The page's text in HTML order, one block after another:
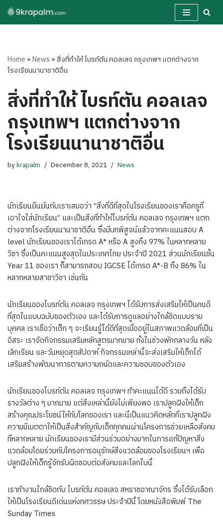
Skip
Home »News »สิ่งที่ทำให้ ไบรท์ตัน คอลเลจ กรุงเทพฯ แตกต่างจาก
โรงเรียนนานาชาติอื่น
สิ่งที่ทำให้ ไบรท์ตัน คอลเลจ
กรุงเทพฯ แตกต่างจาก
โรงเรียนนานาชาติอื่น
bykrapalm December 8, 2021 News
นักเรียนยืนยันกับเราเสมอว่า “สิ่งที่ดีที่สุดในโรงเรียนของเราคือครูที่
เอาใจใส่นักเรียน” และเป็นสิ่งที่ทำให้ไบรท์ตัน คอลเลจ กรุงเทพฯ แตก
ต่างจากโรงเรียนนานาชาติอื่น ซึ่งมีบทพิสูจน์แล้วจากคะแนนสอบ A
level นักเรียนของเราได้เกรด A* หรือ A สูงถึง 97% ในหลากหลาย
วิชา ซึ่งเป็นคะแนนสูงสุดในประเทศไทย ประจำปี 2021 ส่วนนักเรียนชั้น
Year 11 ของเรา ก็สามารถสอบ IGCSE ได้เกรด A*-B ถึง 86% ใน
หลากหลายสาขาวิชา เช่นกัน
นักเรียนของไบรท์ตัน คอลเลจ กรุงเทพฯ ได้รับการส่งเสริมให้เป็นคนดี
ที่สุดในแบบฉบับของตัวเอง และได้รับการดูแลอย่างใกล้ชิดแบบราย
บุคคล เราเชื่อว่าเด็ก ๆ จะเรียนรู้ได้ดีที่สุดเมื่ออยู่ในสภาพแวดล้อมที่เป็น
อิสระ เราจัดกิจกรรมเสริมหลักสูตรมากมาย ทั้งในช่วงพักกลางวัน หลัง
เลิกเรียน และวันหยุดสุดสัปดาห์ กิจกรรมเหล่านี้จะส่งเสริมให้เด็กได้
เสริมสร้างพัฒนาการตามความถนัดและความชอบของตัวเอง
นักเรียนของไบรท์ตัน คอลเลจ กรุงเทพฯ ทำคะแนนได้ดี รวมถึงได้รับ
รางวัลต่าง ๆ มากมาย แต่สิ่งเหล่านี้ยังไม่เพียงพอ เราปลูกฝังให้เด็ก
สร้างคุณประโยชน์ให้กับโลกของเรา และนี่เป็นแนวคิดหลักที่เราปลูกฝัง
ความมีเมตตาให้เป็นสิ่งสำคัญกับเด็กทุกคนผ่านโครงการช่วยเหลือสังคม
ที่หลากหลาย นักเรียนของเรามีส่วนร่วมอย่างมากในการแก้ปัญหาสิ่ง
แวดล้อมโดยร่วมกับโครงการอนุรักษ์สิ่งแวดล้อมของโรงเรียนฯ เพื่อ
ปลูกฝังให้เด็กรู้จักรับผิดชอบต่อสังคมและโลกใบนี้
เราทำงานใกล้ชิดกับ ไบรท์ตัน คอลเลจ สหราชอาณาจักร ซึ่งได้รับเลือก
ให้เป็นโรงเรียนดีเด่นแห่งทศวรรษ ประจำปีนี้ โดยหนังสือพิมพ์ The
Sunday Times